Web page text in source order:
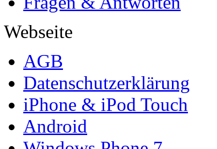
Webseite
AGB
Datenschutzerklärung
iPhone & iPod Touch
Android